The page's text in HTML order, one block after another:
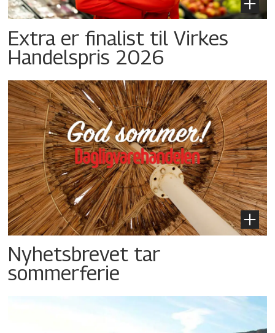
Extra er finalist til Virkes
Handelspris 2026
Nyhetsbrevet tar
sommerferie